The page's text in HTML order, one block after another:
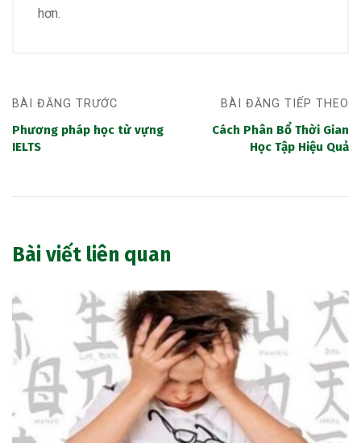
hơn.
BÀI ĐĂNG TRƯỚC
Phương pháp học từ vựng
IELTS
BÀI ĐĂNG TIẾP THEO
Cách Phân Bổ Thời Gian
Học Tập Hiệu Quả
Bài viết liên quan